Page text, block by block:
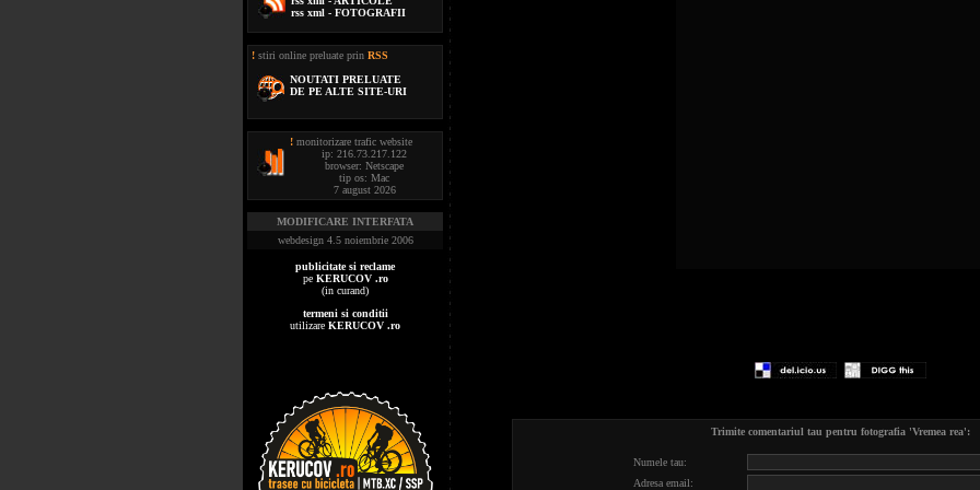
rss xml - FOTOGRAFII
! stiri online preluate prin RSS
NOUTATI PRELUATE
DE PE ALTE SITE-URI
! monitorizare trafic website
ip: 216.73.217.122
browser: Netscape
tip os: Mac
7 august 2026
MODIFICARE INTERFATA
webdesign 4.5 noiembrie 2006
publicitate si reclame
pe KERUCOV .ro
(in curand)
termeni si conditii
utilizare KERUCOV .ro
Trimite comentariul tau pentru fotografia 'Vremea rea':
Numele tau:
Adresa email: